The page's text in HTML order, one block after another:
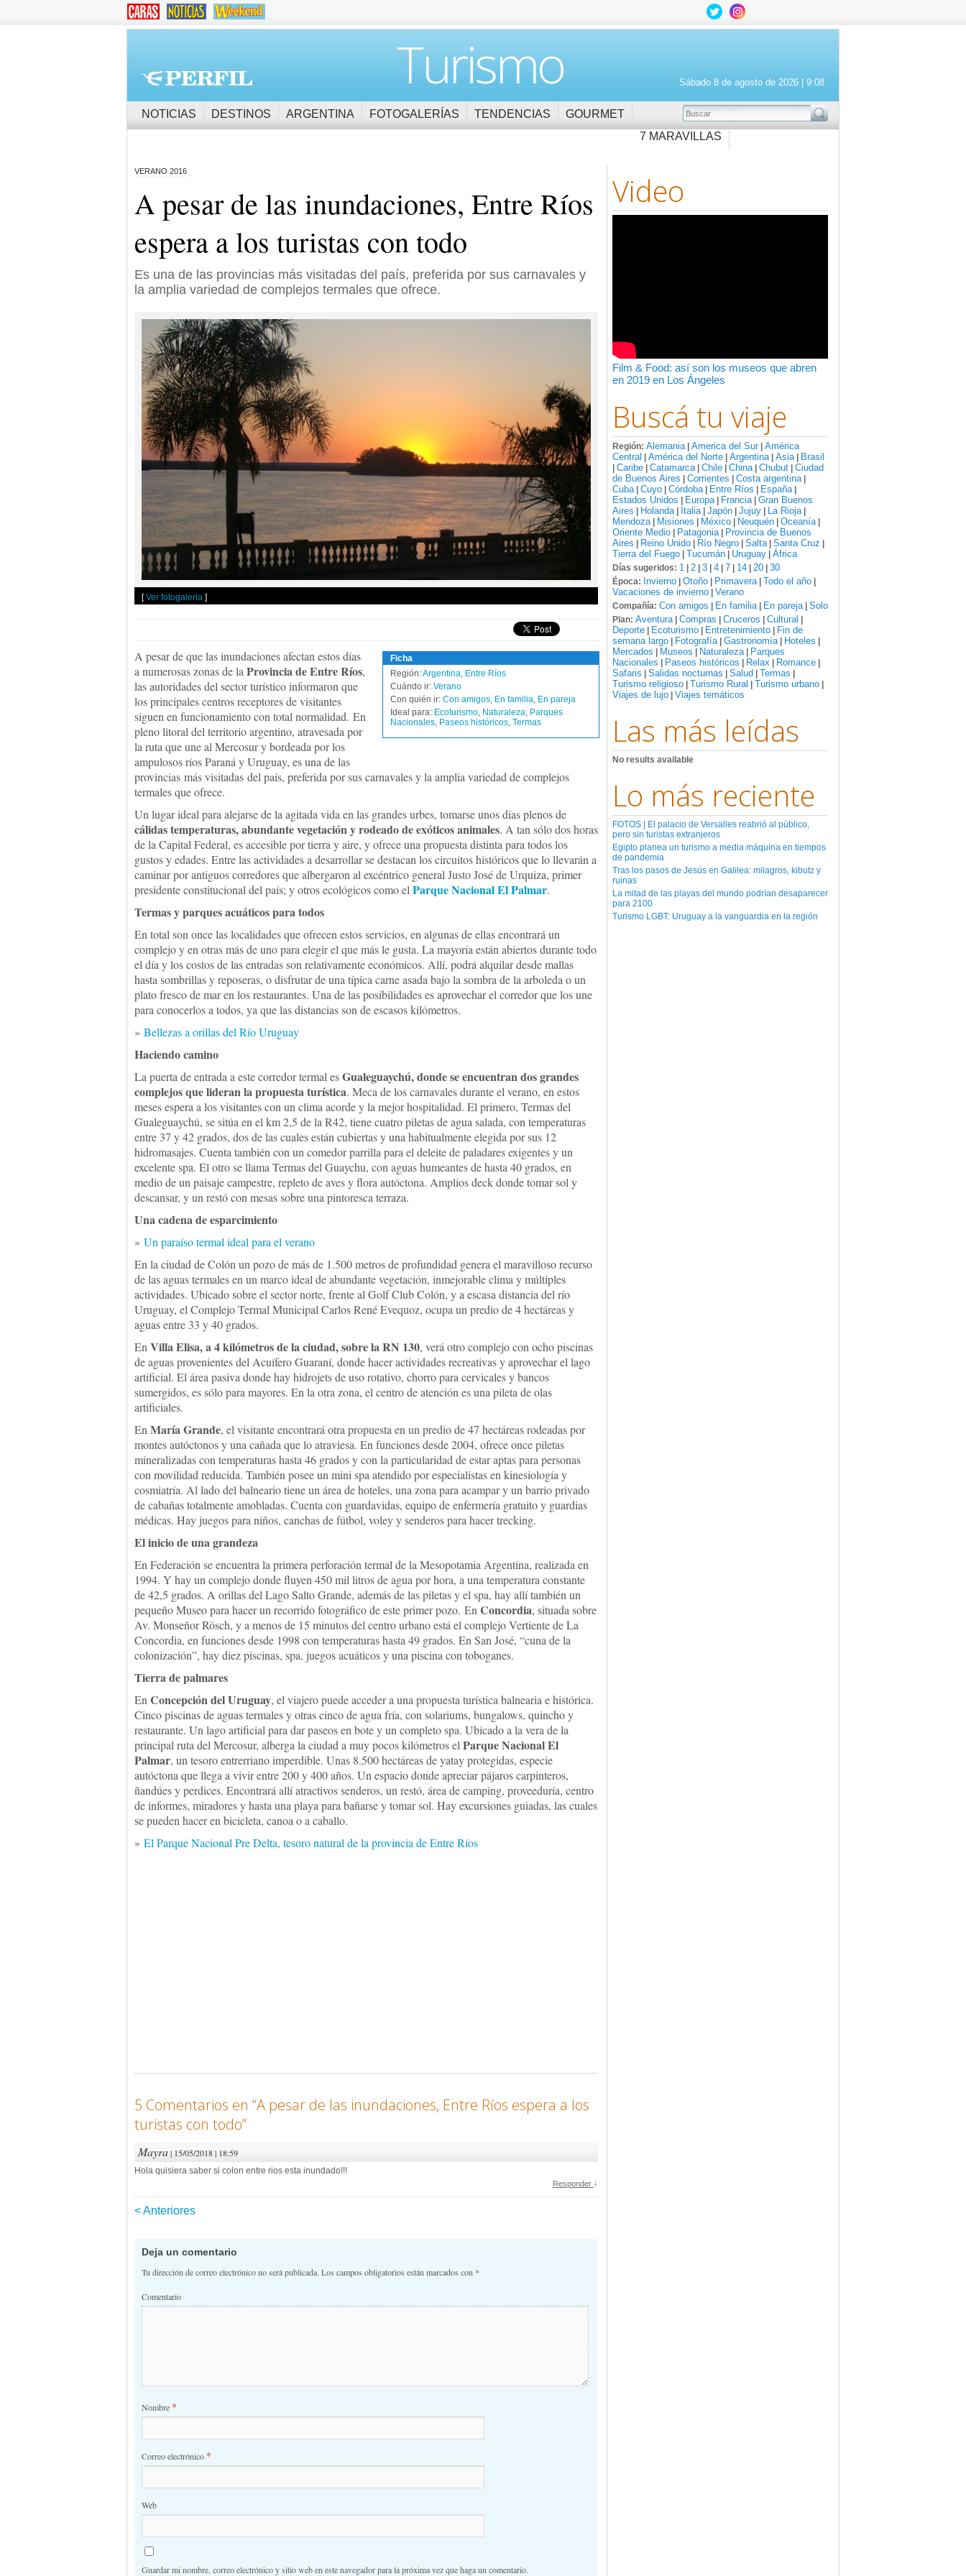
Sábado 8 de agosto de 2026 | 9:08
Turismo
BUSCAR
NOTICIAS DESTINOS ARGENTINA FOTOGALERÍAS TENDENCIAS
GOURMET
7 MARAVILLAS
Video
Film & Food: así son los museos que abren
en 2019 en Los Ángeles
Buscá tu viaje
Región: Alemania| America del Sur| América
Central
América del Norte Argentina| Asia| Brasil
Caribe Catamarca| Chile China| Chubut Ciudad
de Buenos Aires
Corrientes Costa argentina|
Cuba| Cuyo Córdoba| Entre Ríos España|
Estados Unidos Europa| Francia| Gran Buenos
Aires
Holanda| Italia| Japón Jujuy La Rioja|
Mendoza| Misiones México Neuquén Oceanía|
Oriente Medio Patagonia|
Provincia de Buenos
Aires
Reino Unido Río Negro Salta| Santa Cruz
Tierra del Fuego Tucumán Uruguay África
Días sugeridos: 1 2 3 4 7 14 20 30
Época: Invierno Otoño Primavera| Todo el año
Vacaciones de invierno Verano
Compañía: Con amigos En familia| En pareja| Solo
Plan: Aventura| Compras Cruceros Cultural
Deporte Ecoturismo Entretenimiento
Fin de
semana largo
Fotografía| Gastronomía| Hoteles
Mercados Museos Naturaleza|
Parques
Nacionales
Paseos históricos Relax Romance
Safaris Salidas nocturnas Salud Termas
Turismo religioso Turismo Rural Turismo urbano
Viajes de lujo Viajes temáticos
Las más leídas
No results available
Lo más reciente
FOTOS | El palacio de Versalles reabrió al público,
pero sin turistas extranjeros
Egipto planea un turismo a media máquina en tiempos
de pandemia
Tras los pasos de Jesús en Galilea: milagros, kibutz y
ruinas
La mitad de las playas del mundo podrían desaparecer
para 2100
Turismo LGBT: Uruguay a la vanguardia en la región
VERANO 2016
A pesar de las inundaciones, Entre Ríos
espera a los turistas con todo
Es una de las provincias más visitadas del país, preferida por sus carnavales y
la amplia variedad de complejos termales que ofrece.
[Ver fotogalería ]
Ficha
Región:Argentina, Entre Ríos
Cuándo ir: Verano
Con quién ir: Con amigos, En familia, En pareja
Ideal para: Ecoturismo, Naturaleza, Parques
Nacionales, Paseos históricos, Termas
A pesar de que las inundaciones afectan estos días
a numerosas zonas de la Provincia de Entre Ríos,
las autoridades del sector turístico informaron que
los principales centros receptores de visitantes
siguen en funcionamiento con total normalidad. En
pleno litoral del territorio argentino, atravesada por
la ruta que une al Mercosur y bordeada por los
ampulosos ríos Paraná y Uruguay, es una de las
provincias más visitadas del país, preferida por sus carnavales y la amplia variedad de complejos
termales que ofrece.
Un lugar ideal para alejarse de la agitada vida en las grandes urbes, tomarse unos días plenos de
cálidas temperaturas, abundante vegetación y rodeado de exóticos animales. A tan sólo dos horas
de la Capital Federal, es accesible por tierra y aire, y ofrece una propuesta distinta para todos los
gustos y edades. Entre las actividades a desarrollar se destacan los circuitos históricos que lo llevarán a
caminar por antiguos corredores que albergaron al excéntrico general Justo José de Urquiza, primer
presidente constitucional del país; y otros ecológicos como el Parque Nacional El Palmar.
Termas y parques acuáticos para todos
En total son once las localidades que ofrecen estos servicios, en algunas de ellas encontrará un
complejo y en otras más de uno para elegir el que más le gusta. La mayoría están abiertos durante todo
el día y los costos de las entradas son relativamente económicos. Allí, podrá alquilar desde mallas
hasta sombrillas y reposeras, o disfrutar de una típica carne asada bajo la sombra de la arboleda o un
plato fresco de mar en los restaurantes. Una de las posibilidades es aprovechar el corredor que los une
para conocerlos a todos, ya que las distancias son de escasos kilómetros.
» Bellezas a orillas del Río Uruguay
Haciendo camino
La puerta de entrada a este corredor termal esGualeguaychú, donde se encuentran dos grandes
complejos que lideran la propuesta turística. Meca de los carnavales durante el verano, en estos
meses espera a los visitantes con un clima acorde y la mejor hospitalidad. El primero, Termas del
Gualeguaychú, se sitúa en el km 2,5 de la R42, tiene cuatro piletas de agua salada, con temperaturas
entre 37 y 42 grados, dos de las cuales están cubiertas y una habitualmente elegida por sus 12
hidromasajes. Cuenta también con un comedor parrilla para el deleite de paladares exigentes y un
excelente spa. El otro se llama Termas del Guaychu, con aguas humeantes de hasta 40 grados, en
medio de un paisaje campestre, repleto de aves y flora autóctona. Amplios deck donde tomar sol y
descansar, y un restó con mesas sobre una pintoresca terraza.
Una cadena de esparcimiento
» Un paraíso termal ideal para el verano
En la ciudad de Colón un pozo de más de 1.500 metros de profundidad genera el maravilloso recurso
de las aguas termales en un marco ideal de abundante vegetación, inmejorable clima y múltiples
actividades. Ubicado sobre el sector norte, frente al Golf Club Colón, y a escasa distancia del río
Uruguay, el Complejo Termal Municipal Carlos René Evequoz, ocupa un predio de 4 hectáreas y
aguas entre 33 y 40 grados.
En Villa Elisa, a 4 kilómetros de la ciudad, sobre la RN 130, verá otro complejo con ocho piscinas
de aguas provenientes del Acuífero Guaraní, donde hacer actividades recreativas y aprovechar el lago
artificial. El área pasiva donde hay hidrojets de uso rotativo, chorro para cervicales y bancos
sumergidos, es sólo para mayores. En la otra zona, el centro de atención es una pileta de olas
artificiales.
En María Grande, el visitante encontrará otra propuesta en un predio de 47 hectáreas rodeadas por
montes autóctonos y una cañada que lo atraviesa. En funciones desde 2004, ofrece once piletas
mineralizadas con temperaturas hasta 46 grados y con la particularidad de estar aptas para personas
con movilidad reducida. También posee un mini spa atendido por especialistas en kinesiología y
cosmiatría. Al lado del balneario tiene un área de hoteles, una zona para acampar y un barrio privado
de cabañas totalmente amobladas. Cuenta con guardavidas, equipo de enfermería gratuito y guardias
médicas. Hay juegos para niños, canchas de fútbol, voley y senderos para hacer trecking.
El inicio de una grandeza
En Federación se encuentra la primera perforación termal de la Mesopotamia Argentina, realizada en
1994. Y hay un complejo donde fluyen 450 mil litros de agua por hora, a una temperatura constante
de 42,5 grados. A orillas del Lago Salto Grande, además de las piletas y el spa, hay allí también un
pequeño Museo para hacer un recorrido fotográfico de este primer pozo. En Concordia, situada sobre
Av. Monseñor Rösch, y a menos de 15 minutos del centro urbano está el complejo Vertiente de La
Concordia, en funciones desde 1998 con temperaturas hasta 49 grados. En San José, “cuna de la
colonización”, hay diez piscinas, spa, juegos acuáticos y una piscina con toboganes.
Tierra de palmares
En Concepción del Uruguay, el viajero puede acceder a una propuesta turística balnearia e histórica.
Cinco piscinas de aguas termales y otras cinco de agua fría, con solariums, bungalows, quincho y
restaurante. Un lago artificial para dar paseos en bote y un completo spa. Ubicado a la vera de la
principal ruta del Mercosur, alberga la ciudad a muy pocos kilómetros el Parque Nacional El
Palmar, un tesoro entrerriano imperdible. Unas 8.500 hectáreas de yatay protegidas, especie
autóctona que llega a vivir entre 200 y 400 años. Un espacio donde apreciar pájaros carpinteros,
ñandúes y perdices. Encontrará allí atractivos senderos, un restó, área de camping, proveeduría, centro
de informes, miradores y hasta una playa para bañarse y tomar sol. Hay excursiones guiadas, las cuales
se pueden hacer en bicicleta, canoa o a caballo.
» El Parque Nacional Pre Delta, tesoro natural de la provincia de Entre Ríos
5 Comentarios en “A pesar de las inundaciones, Entre Ríos espera a los
turistas con todo”
Mayra| 15/05/2018 | 18:59
Hola quisiera saber si colon entre rios esta inundado!!!
Responder ↓
< Anteriores
Deja un comentario
Tu dirección de correo electrónico no será publicada. Los campos obligatorios están marcados con *
Comentario
Nombre *
Correo electrónico *
Web
Guardar mi nombre, correo electrónico y sitio web en este navegador para la próxima vez que haga un comentario.